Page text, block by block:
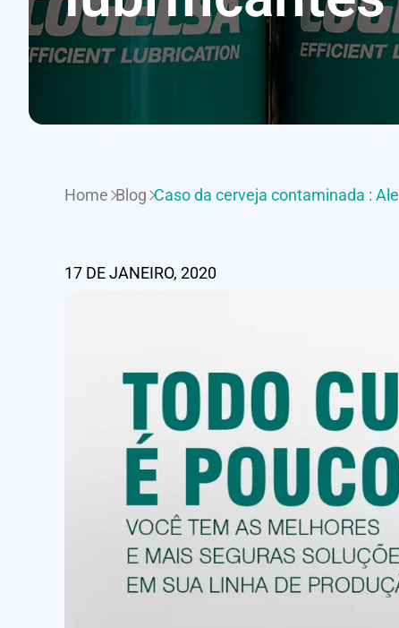
Home Blog Caso da cerveja contaminada :
17 DE JANEIRO, 2020